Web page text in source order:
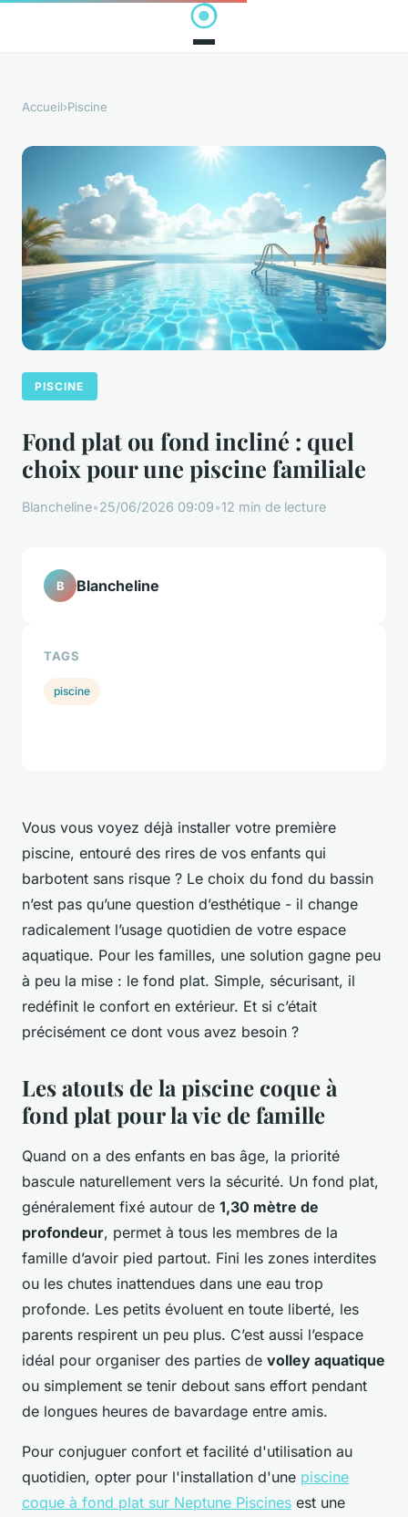
Accueil›Piscine
PISCINE
Fond plat ou fond incliné : quel
choix pour une piscine familiale
Blancheline•25/06/2026 09:09•12 min de lecture
Vous vous voyez déjà installer votre première
piscine, entouré des rires de vos enfants qui
barbotent sans risque ? Le choix du fond du bassin
n’est pas qu’une question d’esthétique - il change
radicalement l’usage quotidien de votre espace
aquatique. Pour les familles, une solution gagne peu
à peu la mise : le fond plat. Simple, sécurisant, il
redéfinit le confort en extérieur. Et si c’était
précisément ce dont vous avez besoin ?
Les atouts de la piscine coque à
fond plat pour la vie de famille
Quand on a des enfants en bas âge, la priorité
bascule naturellement vers la sécurité. Un fond plat,
généralement fixé autour de 1,30 mètre de
profondeur, permet à tous les membres de la
famille d’avoir pied partout. Fini les zones interdites
ou les chutes inattendues dans une eau trop
profonde. Les petits évoluent en toute liberté, les
parents respirent un peu plus. C’est aussi l’espace
idéal pour organiser des parties de volley aquatique
ou simplement se tenir debout sans effort pendant
de longues heures de bavardage entre amis.
Pour conjuguer confort et facilité d'utilisation au
quotidien, opter pour l'installation d'une piscine
coque à fond plat sur Neptune Piscines est une
B Blancheline
TAGS
piscine